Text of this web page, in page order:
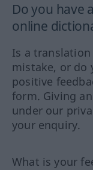
Do you have
online
Is a
mistake, or do
positive
form. Giving
under our
your enquiry.
What is your